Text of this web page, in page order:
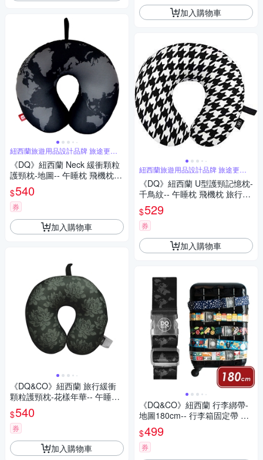
紐西蘭旅遊用品設計品牌 旅途更舒
適
《DQ》紐西蘭 Neck 緩衝顆粒
護頸枕-地圖-- 午睡枕 飛機枕
旅行枕 護頸枕 U行枕
$540
券
加入購物車
《DQ&CO》紐西蘭 旅行緩衝
顆粒護頸枕-花樣年華-- 午睡枕
飛機枕 旅行枕 護頸枕 U行枕
$540
券
加入購物車
加入購物車
紐西蘭旅遊用品設計品牌 旅途更舒
適
《DQ》紐西蘭 U型護頸記憶枕-
千鳥紋-- 午睡枕 飛機枕 旅行枕
護頸枕 U行枕
$529
券
加入購物車
《DQ&CO》紐西蘭 行李綁帶-
地圖180cm-- 行李箱固定帶 扣
帶 束帶 綑綁帶 旅行箱帶 行李
束帶
$499
券